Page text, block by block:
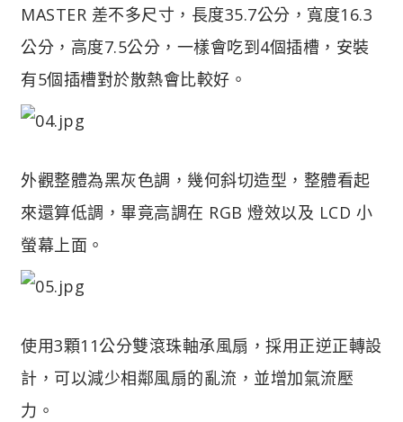
MASTER 差不多尺寸，長度35.7公分，寬度16.3
公分，高度7.5公分，一樣會吃到4個插槽，安裝
有5個插槽對於散熱會比較好。
外觀整體為黑灰色調，幾何斜切造型，整體看起
來還算低調，畢竟高調在 RGB 燈效以及 LCD 小
螢幕上面。
使用3顆11公分雙滾珠軸承風扇，採用正逆正轉設
計，可以減少相鄰風扇的亂流，並增加氣流壓
力。